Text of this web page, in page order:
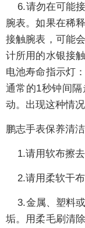
6.请勿在可能接
腕表。如果在稀
接触腕表，可能
计所用的水银接
电池寿命指示灯
通常的1秒钟间
动。出现这种情
鹏志手表保养清
1.请用软布擦去
2.请用柔软干布
3.金属、塑料或
垢。用柔毛刷清